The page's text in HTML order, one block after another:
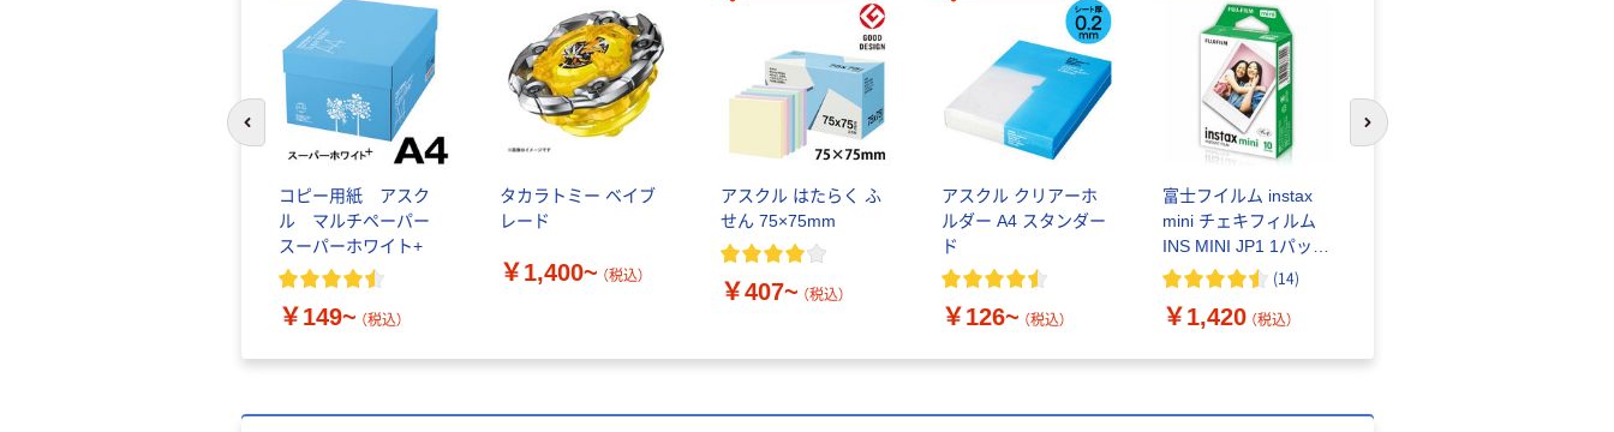
コピー用紙 アスク
ル マルチペーパー
スーパーホワイト+
￥149~ （税込）
タカラトミー ベイブ
レード
￥1,400~ （税込）
アスクル はたらく ふ
せん 75×75mm
￥407~ （税込）
アスクル クリアーホ
ルダー A4 スタンダー
ド
￥126~ （税込）
富士フイルム instax
mini チェキフィルム
INS MINI JP1 1パック
（10枚入り）
(14)
￥1,420 （税込）
前のスライドへ 次のスライドへ